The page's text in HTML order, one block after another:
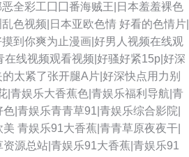
全彩工囗囗番海贼王|日本羞羞裸色
色视频|日本亚欧色情 好看的色情片|
到你爽为止漫画|好男人视频在线观
线视频观看视频|好骚好紧15p|好深
太紧了张开腿A片|好深快点用力别
|青娱乐大香蕉色|青娱乐福利导航|青
|青娱乐青青草91|青娱乐综合影院|
美 青娱乐91大香蕉|青青草原夜夜干|
源总站|青娱乐91大香蕉|青娱乐91